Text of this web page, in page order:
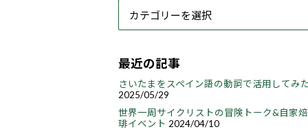
最近の記事
さいたまをスペイン語の動詞で活用してみ
2025/05/29
世界一周サイクリストの冒険トーク&自家
琲イベント 2024/04/10